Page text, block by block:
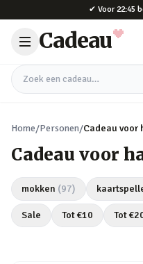
✔ Voor 22:45
Cadeau
Zoek een cadeau
Home/Personen/Cadeau voor
Cadeau voor
mokken (97)
Sale Tot €10 Tot €